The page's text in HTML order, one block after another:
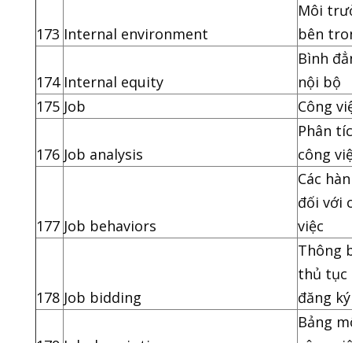
173 Internal environment
Môi
bên
174 Internal equity
Bình
nội bộ
175 Job Công
176 Job analysis
Phân
công
177 Job behaviors
Các
đối với
việc
178 Job bidding
Thông
thủ tục
đăng ký
Bảng